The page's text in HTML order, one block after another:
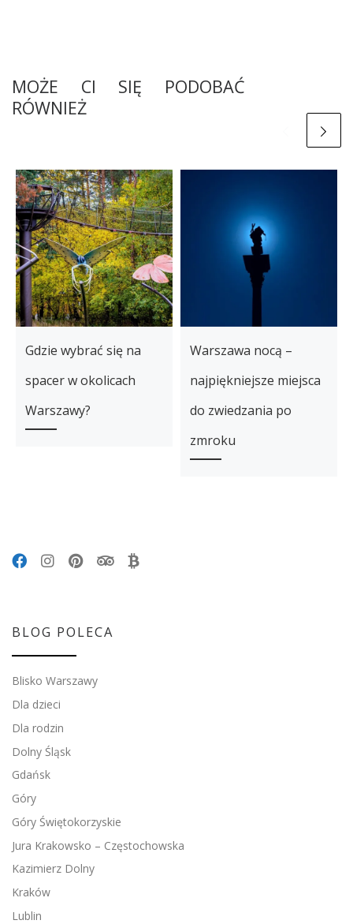
MOŻE CI SIĘ PODOBAĆ
RÓWNIEŻ
Gdzie wybrać się na
spacer w okolicach
Warszawy?
Warszawa nocą –
najpiękniejsze miejsca
do zwiedzania po
zmroku
BLOG POLECA
Blisko Warszawy
Dla dzieci
Dla rodzin
Dolny Śląsk
Gdańsk
Góry
Góry Świętokorzyskie
Jura Krakowsko – Częstochowska
Kazimierz Dolny
Kraków
Lublin